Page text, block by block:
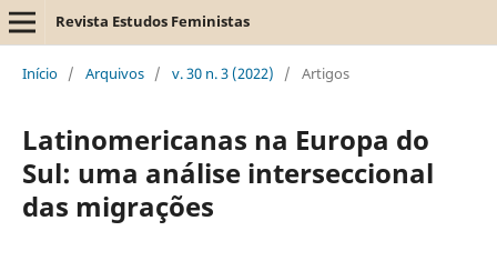
Revista Estudos Feministas
Início / Arquivos / v. 30 n. 3 (2022) / Artigos
Latinomericanas na Europa do
Sul: uma análise interseccional
das migrações